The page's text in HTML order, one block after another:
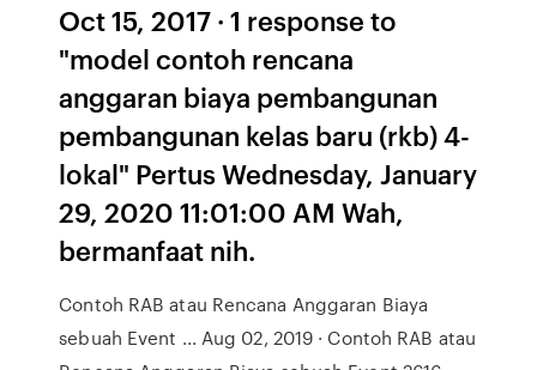
Oct 15, 2017 · 1 response to
"model contoh rencana
anggaran biaya pembangunan
pembangunan kelas baru (rkb) 4-
lokal" Pertus Wednesday, January
29, 2020 11:01:00 AM Wah,
bermanfaat nih.
Contoh RAB atau Rencana Anggaran Biaya
sebuah Event ... Aug 02, 2019 · Contoh RAB atau